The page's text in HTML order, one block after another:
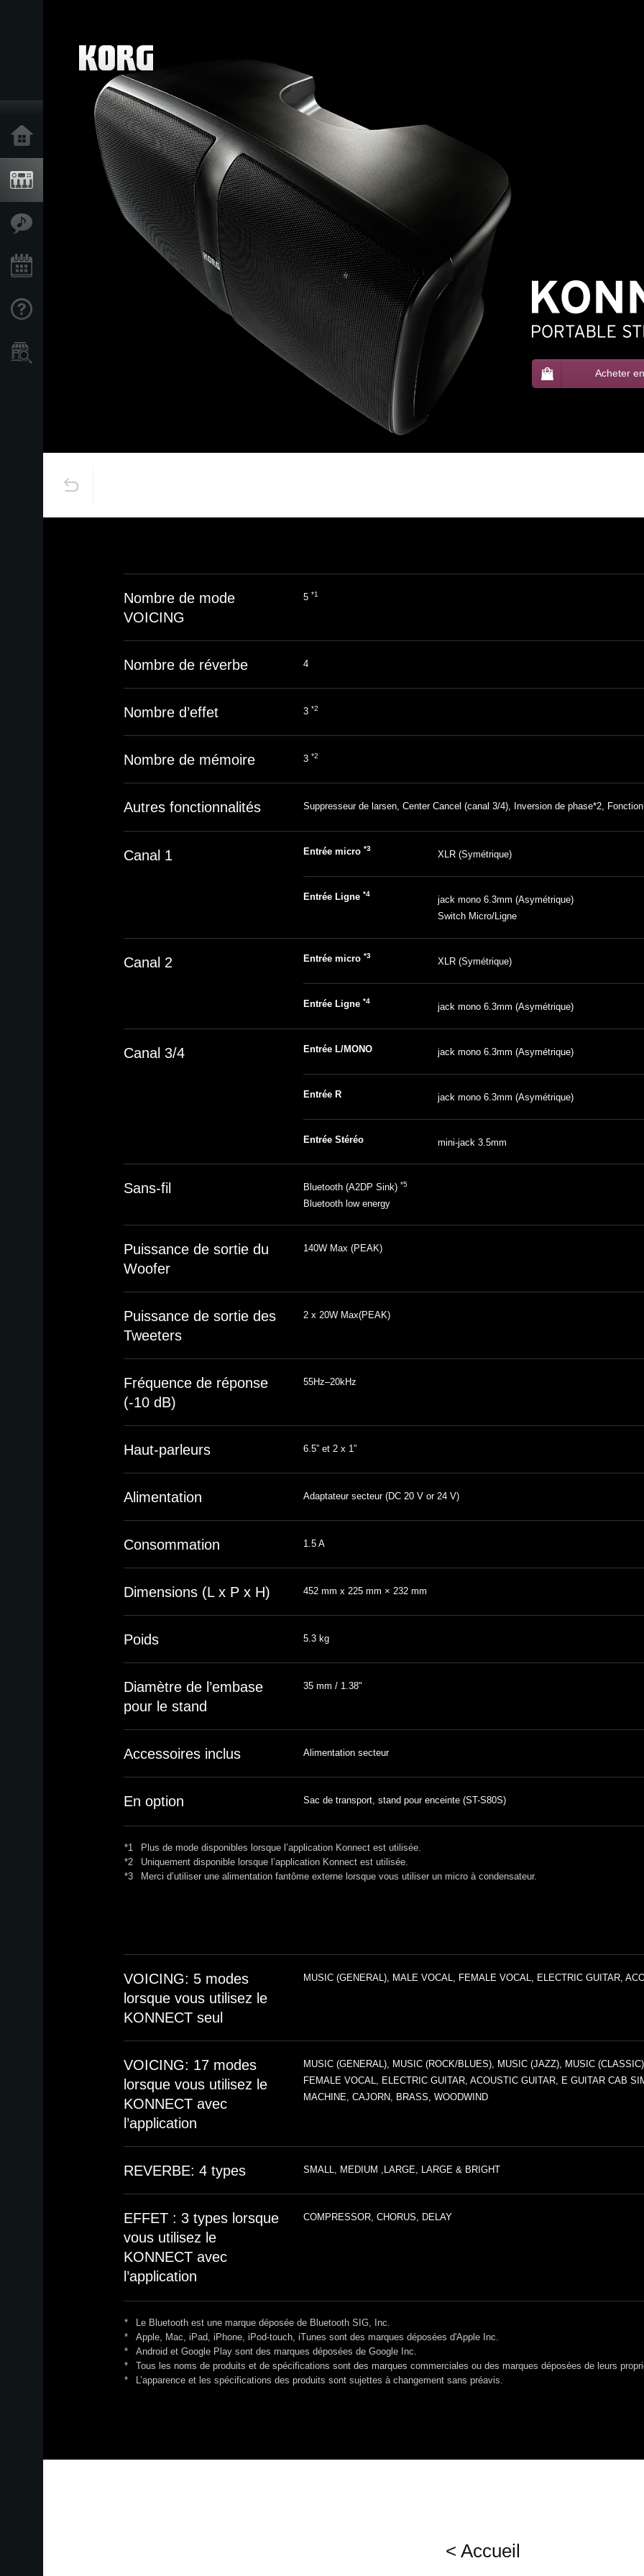
Acheter
Nombre de mode
VOICING
5 *1
Nombre de réverbe 4
Nombre d’effet 3 *2
Nombre de mémoire 3 *2
Autres fonctionnalités Suppresseur de larsen, Center Cancel (canal 3/4), Inversion de phase*2,
Canal 1 Entrée micro *3
XLR (Symétrique)
Entrée Ligne *4
jack mono 6.3mm (Asymétrique)
Switch Micro/Ligne
Canal 2 Entrée micro *3
XLR (Symétrique)
Entrée Ligne *4
jack mono 6.3mm (Asymétrique)
Canal 3/4 Entrée L/MONO jack mono 6.3mm (Asymétrique)
Entrée R jack mono 6.3mm (Asymétrique)
Entrée Stéréo mini-jack 3.5mm
Sans-fil Bluetooth (A2DP Sink) *5
Bluetooth low energy
Puissance de sortie du
Woofer
140W Max (PEAK)
Puissance de sortie des
Tweeters
2 x 20W Max(PEAK)
Fréquence de réponse
(-10 dB)
55Hz–20kHz
Haut-parleurs 6.5” et 2 x 1”
Alimentation Adaptateur secteur (DC 20 V or 24 V)
Consommation 1.5 A
Dimensions (L x P x H) 452 mm x 225 mm × 232 mm
Poids 5.3 kg
Diamètre de l’embase
pour le stand
35 mm / 1.38"
Accessoires inclus Alimentation secteur
En option Sac de transport, stand pour enceinte (ST-S80S)
*1
Plus de mode disponibles lorsque l’application Konnect est utilisée.
*2
Uniquement disponible lorsque l’application Konnect est utilisée.
*3
Merci d’utiliser une alimentation fantôme externe lorsque vous utiliser un micro à condensateur.
VOICING: 5 modes
lorsque vous utilisez le
KONNECT seul
MUSIC (GENERAL), MALE VOCAL, FEMALE VOCAL, ELECTRIC GUITAR,
VOICING: 17 modes
lorsque vous utilisez le
KONNECT avec
l’application
MUSIC (GENERAL), MUSIC (ROCK/BLUES), MUSIC (JAZZ), MUSIC
FEMALE VOCAL, ELECTRIC GUITAR, ACOUSTIC GUITAR, E GUITAR CAB
MACHINE, CAJORN, BRASS, WOODWIND
REVERBE: 4 types SMALL, MEDIUM ,LARGE, LARGE & BRIGHT
EFFET : 3 types lorsque
vous utilisez le
KONNECT avec
l’application
COMPRESSOR, CHORUS, DELAY
*
Le Bluetooth est une marque déposée de Bluetooth SIG, Inc.
*
Apple, Mac, iPad, iPhone, iPod-touch, iTunes sont des marques déposées d'Apple Inc.
*
Android et Google Play sont des marques déposées de Google Inc.
*
Tous les noms de produits et de spécifications sont des marques commerciales ou des marques déposées de leurs
*
L’apparence et les spécifications des produits sont sujettes à changement sans préavis.
< Accueil